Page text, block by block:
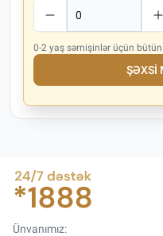
0-2 yaş sərnişinlər üçün
ŞƏXSI
Ünvanımız: